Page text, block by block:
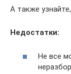
А также
Недостатки:
Не все